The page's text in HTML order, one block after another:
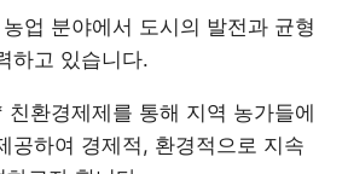
업 분야에서 도시의 발전과 균형
하고 있습니다.
환경제제를 통해 지역 농가들에
공하여 경제적, 환경적으로 지속